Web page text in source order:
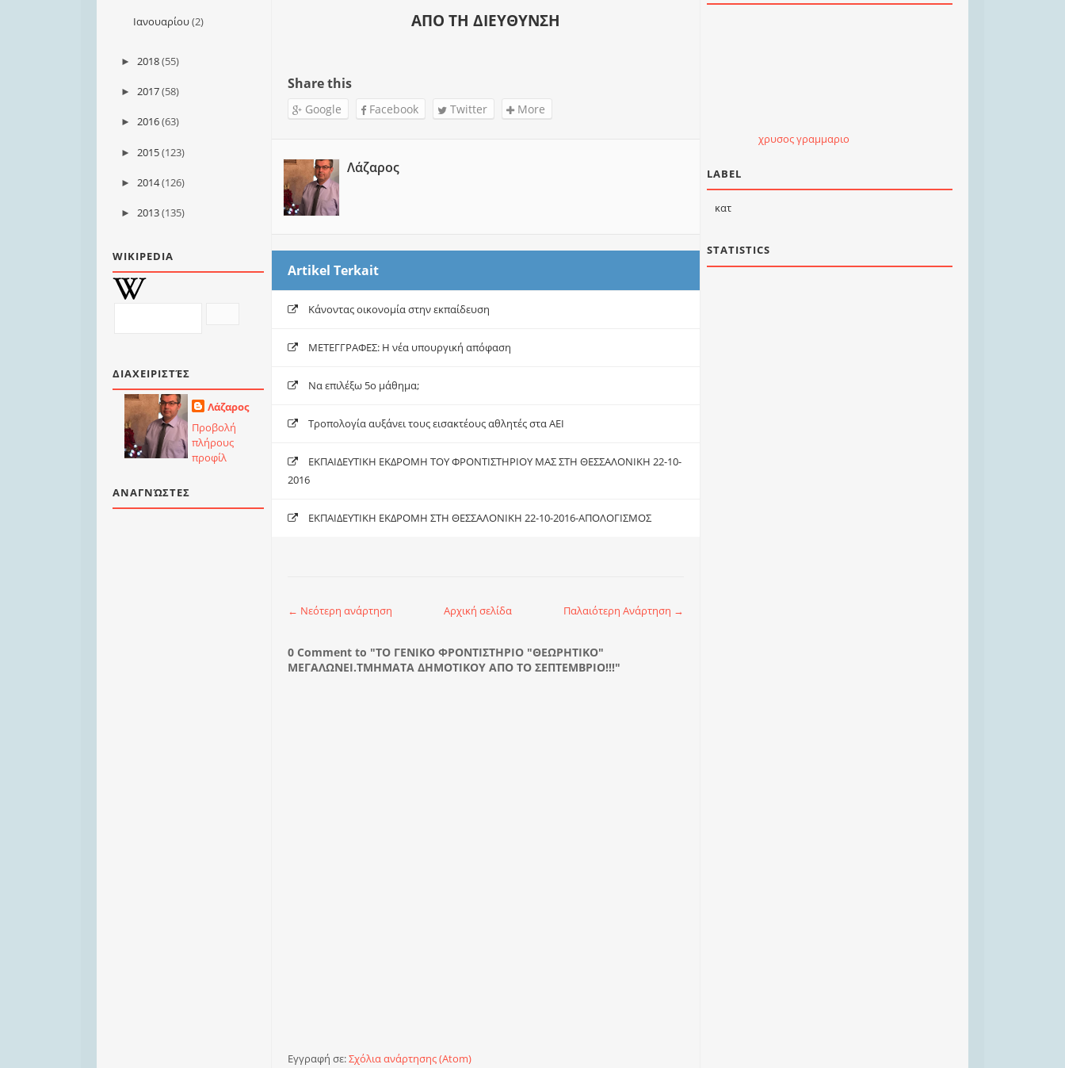
Ιανουαρίου(2)
► 2018(55)
► 2017(58)
► 2016(63)
► 2015(123)
► 2014(126)
► 2013(135)
WIKIPEDIA
ΔΙΑΧΕΙΡΙΣΤΈΣ
Λάζαρος
Προβολή
πλήρους
προφίλ
ΑΝΑΓΝΏΣΤΕΣ
ΑΠΟ ΤΗ ΔΙΕΥΘΥΝΣΗ
Share this
Google Facebook Twitter More
Λάζαρος
Artikel Terkait
Κάνοντας οικονομία στην εκπαίδευση
ΜΕΤΕΓΓΡΑΦΕΣ: Η νέα υπουργική απόφαση
Να επιλέξω 5ο μάθημα;
Τροπολογία αυξάνει τους εισακτέους αθλητές στα ΑΕΙ
ΕΚΠΑΙΔΕΥΤΙΚΗ ΕΚΔΡΟΜΗ ΤΟΥ ΦΡΟΝΤΙΣΤΗΡΙΟΥ ΜΑΣ ΣΤΗ ΘΕΣΣΑΛΟΝΙΚΗ 22-10-
2016
ΕΚΠΑΙΔΕΥΤΙΚΗ ΕΚΔΡΟΜΗ ΣΤΗ ΘΕΣΣΑΛΟΝΙΚΗ 22-10-2016-ΑΠΟΛΟΓΙΣΜΟΣ
← Νεότερη ανάρτηση Παλαιότερη Ανάρτηση →
Αρχική σελίδα
0 Comment to "ΤΟ ΓΕΝΙΚΟ ΦΡΟΝΤΙΣΤΗΡΙΟ "ΘΕΩΡΗΤΙΚΟ"
ΜΕΓΑΛΩΝΕΙ.ΤΜΗΜΑΤΑ ΔΗΜΟΤΙΚΟΥ ΑΠΟ ΤΟ ΣΕΠΤΕΜΒΡΙΟ!!!"
Εγγραφή σε:Σχόλια ανάρτησης (Atom)
χρυσος γραμμαριο
LABEL
κατ
STATISTICS